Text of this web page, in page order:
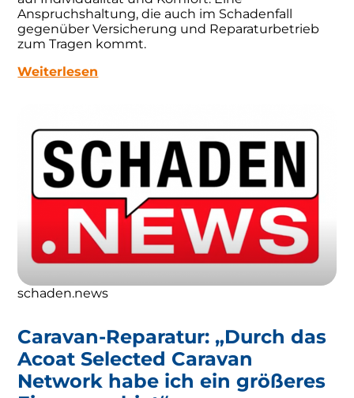
Anspruchshaltung, die auch im Schadenfall
gegenüber Versicherung und Reparaturbetrieb
zum Tragen kommt.
Weiterlesen
schaden.news
Caravan-Reparatur: „Durch das
Acoat Selected Caravan
Network habe ich ein größeres